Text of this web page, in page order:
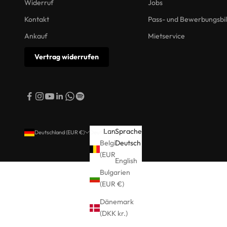
Widerruf
Kontakt
Ankauf
Vertrag widerrufen
Jobs
Pass- und
Mietservice
Deutschland (EUR €)
Land
Belgien
Bulgarien
(EUR €)
Dänemark
(DKK kr.)
Deutsch
Sprache
Deutsch
English